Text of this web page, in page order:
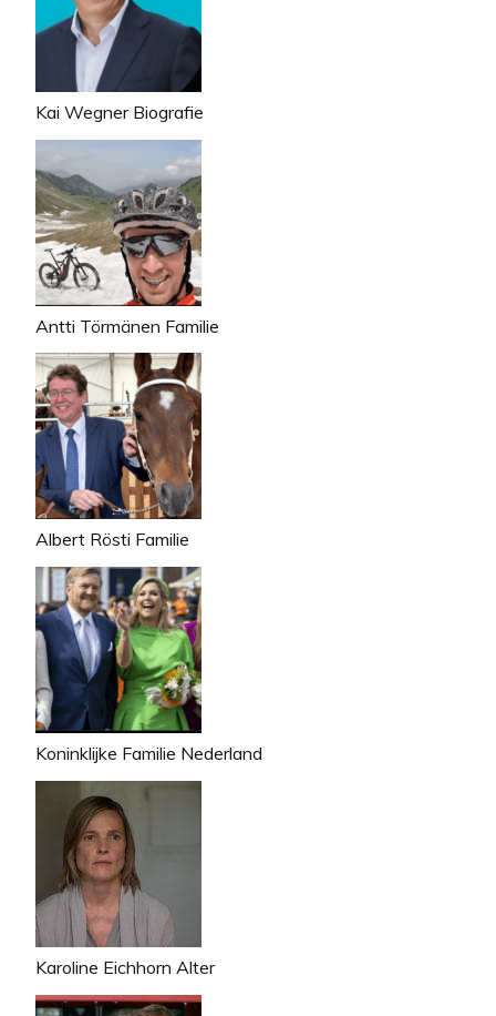
Kai Wegner Biografie
Antti Törmänen Familie
Albert Rösti Familie
Koninklijke Familie Nederland
Karoline Eichhorn Alter